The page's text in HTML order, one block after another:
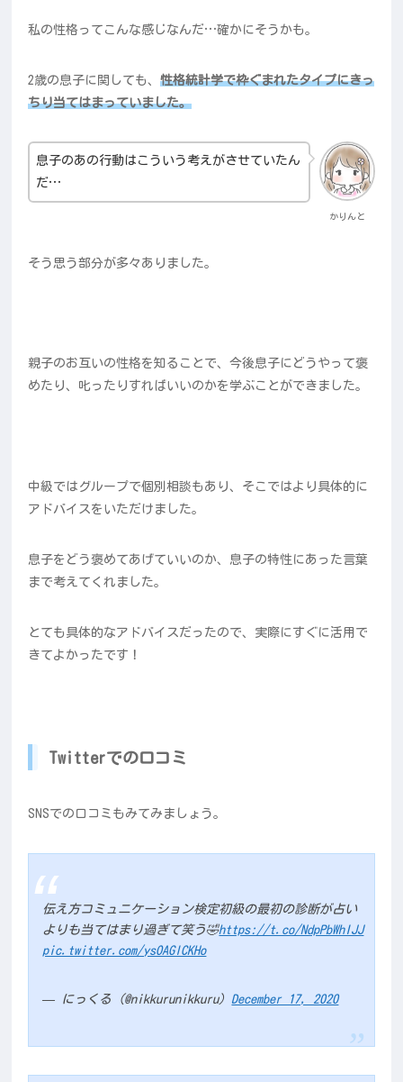
私の性格ってこんな感じなんだ…確かにそうかも。
2歳の息子に関しても、性格統計学で枠ぐまれたタイプにきっ
ちり当てはまっていました。
かりんと
息子のあの行動はこういう考えがさせていたん
だ…
そう思う部分が多々ありました。
親子のお互いの性格を知ることで、今後息子にどうやって褒
めたり、叱ったりすればいいのかを学ぶことができました。
中級ではグループで個別相談もあり、そこではより具体的に
アドバイスをいただけました。
息子をどう褒めてあげていいのか、息子の特性にあった言葉
まで考えてくれました。
とても具体的なアドバイスだったので、実際にすぐに活用で
きてよかったです！
Twitterでの口コミ
SNSでの口コミもみてみましょう。
伝え方コミュニケーション検定初級の最初の診断が占い
よりも当てはまり過ぎて笑う🤣https://t.co/NdpPbWhIJJ
pic.twitter.com/ysOAGlCKHo
— にっくる (@nikkurunikkuru) December 17, 2020